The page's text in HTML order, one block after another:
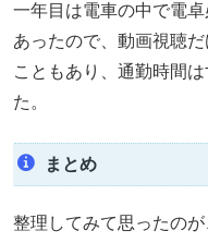
一年目は電車の中で電
あったので、動画視聴
こともあり、通勤時間
た。
まとめ
整理してみて思ったの